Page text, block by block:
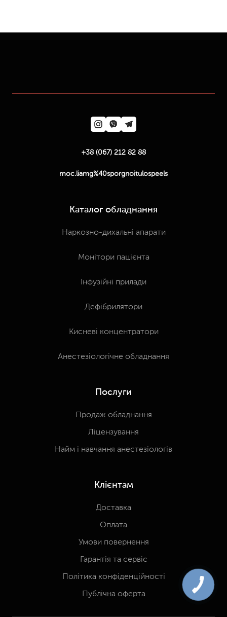
+38 (067) 212 82 88
moc.liamg%40sporgnoitulospeels
Каталог обладнання
Наркозно-дихальні апарати
Монітори пацієнта
Інфузійні прилади
Дефібрилятори
Кисневі концентратори
Анестезіологічне обладнання
Послуги
Продаж обладнання
Ліцензування
Найм і навчання анестезіологів
Клієнтам
Доставка
Оплата
Умови повернення
Гарантія та сервіс
Політика конфіденційності
Публічна оферта